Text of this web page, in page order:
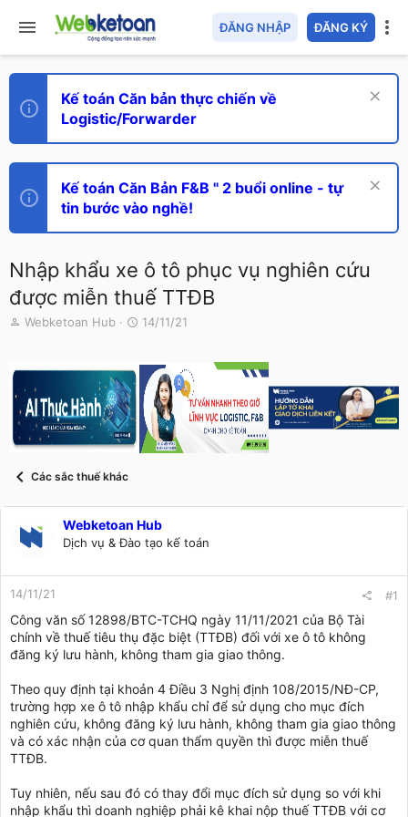
ĐĂNG NHẬP ĐĂNG KÝ
Kế toán Căn bản thực chiến về
Logistic/Forwarder
Kế toán Căn Bản F&B " 2 buổi online - tự
tin bước vào nghề!
Nhập khẩu xe ô tô phục vụ nghiên cứu
được miễn thuế TTĐB
T
e
a
d
s
a
Webketoan Hub
N
g
ử
14/11/21
Các sắc thuế khác
Webketoan Hub
Dịch vụ & Đào tạo kế toán
14/11/21 #1
Công văn số 12898/BTC-TCHQ ngày 11/11/2021 của Bộ Tài
chính về thuế tiêu thụ đặc biệt (TTĐB) đối với xe ô tô không
đăng ký lưu hành, không tham gia giao thông.
Theo quy định tại khoản 4 Điều 3 Nghị định 108/2015/NĐ-CP,
trường hợp xe ô tô nhập khẩu chỉ để sử dụng cho mục đích
nghiên cứu, không đăng ký lưu hành, không tham gia giao thông
và có xác nhận của cơ quan thẩm quyền thì được miễn thuế
TTĐB.
Tuy nhiên, nếu sau đó có thay đổi mục đích sử dụng so với khi
nhập khẩu thì doanh nghiệp phải kê khai nộp thuế TTĐB với cơ